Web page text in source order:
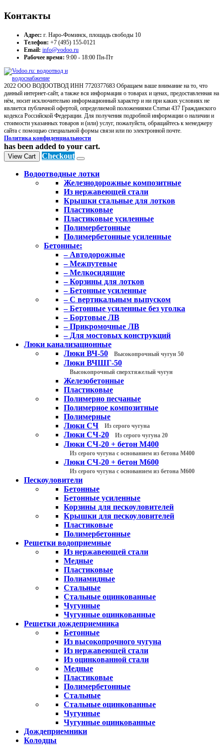
Контакты
Адрес: г. Наро-Фоминск, площадь свободы 10
Телефон: +7 (495) 155-0121
Email: info@vodoo.ru
Рабочее время: 9:00 - 18:00 Пн-Пт
2022 ООО ВОДООТВОД ИНН 7720377683 Обращаем ваше внимание на то, что
данный интернет-сайт, а также вся информация о товарах и ценах, предоставленная на
нём, носит исключительно информационный характер и ни при каких условиях не
является публичной офертой, определяемой положениями Статьи 437 Гражданского
кодекса Российской Федерации. Для получения подробной информации о наличии и
стоимости указанных товаров и (или) услуг, пожалуйста, обращайтесь к менеджеру
сайта с помощью специальной формы связи или по электронной почте.
Политика конфиденциальности
has been added to your cart.
View Cart Checkout
Водоотводные лотки
Железнодорожные композитные
Из нержавеющей стали
Крышки стальные для лотков
Пластиковые
Пластиковые усиленные
Полимербетонные
Полимербетонные усиленные
Бетонные:
– Автодорожные
– Межпутевые
– Мелкосидящие
– Корзины для лотков
– Бетонные усиленные
– С вертикальным выпуском
– Бетонные усиленные без уголка
– Бортовые ЛВ
– Прикромочные ЛВ
– Для мостовых конструкций
Люки канализационные
Люки ВЧ-50
Высокопрочный чугун 50
Люки ВЧШГ-50
Высокопрочный сверхтяжелый чугун
Железобетонные
Пластиковые
Полимерно песчаные
Полимерное композитные
Полимерные
Люки СЧ
Из серого чугуна
Люки СЧ-20 Из серого чугуна 20
Люки СЧ-20 + бетон М400
Из серого чугуна с основанием из бетона М400
Люки СЧ-20 + бетон М600
Из серого чугуна с основанием из бетона М600
Пескоуловители
Бетонные
Бетонные усиленные
Корзины для пескоуловителей
Крышки для пескоуловителей
Пластиковые
Полимербетонные
Решетки водоприемные
Из нержавеющей стали
Медные
Пластиковые
Полиамидные
Стальные
Стальные оцинкованные
Чугунные
Чугунные оцинкованные
Решетки дождеприемника
Бетонные
Из высокопрочного чугуна
Из нержавеющей стали
Из оцинкованной стали
Медные
Пластиковые
Полимербетонные
Стальные
Стальные оцинкованные
Чугунные
Чугунные оцинкованные
Дождеприемники
Колодцы